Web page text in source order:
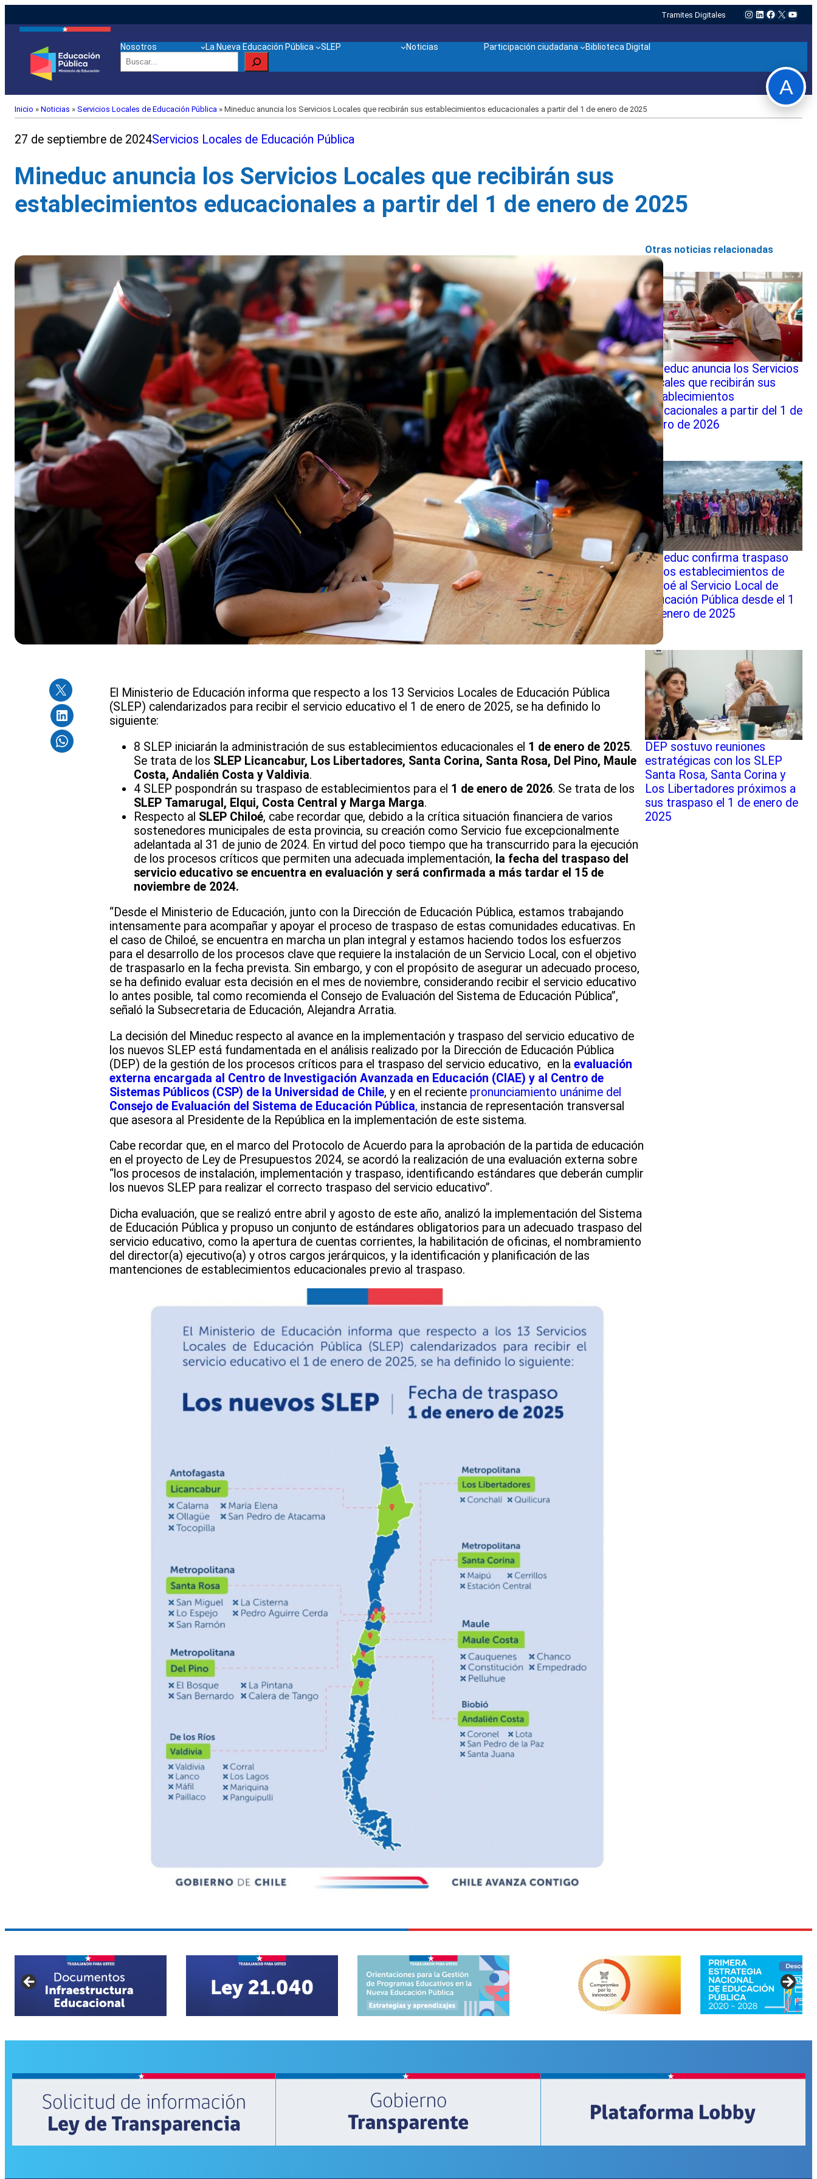
Tramites Digitales Instagram
LinkedIn
Facebook
X
Nosotros La Nueva Educación Pública SLEP Noticias Participación ciudadana
Biblioteca Digital
Buscar
Inicio » Noticias » Servicios Locales de Educación Pública » Mineduc anuncia los Servicios Locales que recibirán sus establecimientos educacionales a partir del 1 de enero de 2025
27 de septiembre de 2024Servicios Locales de Educación Pública
Mineduc anuncia los Servicios Locales que recibirán sus
establecimientos educacionales a partir del 1 de enero de 2025
El Ministerio de Educación informa que respecto a los 13 Servicios Locales de Educación Pública
(SLEP) calendarizados para recibir el servicio educativo el 1 de enero de 2025, se ha definido lo
siguiente:
8 SLEP iniciarán la administración de sus establecimientos educacionales el 1 de enero de 2025.
Se trata de los SLEP Licancabur, Los Libertadores, Santa Corina, Santa Rosa, Del Pino, Maule
Costa, Andalién Costa y Valdivia.
4 SLEP pospondrán su traspaso de establecimientos para el 1 de enero de 2026. Se trata de los
SLEP Tamarugal, Elqui, Costa Central y Marga Marga.
Respecto al SLEP Chiloé, cabe recordar que, debido a la crítica situación financiera de varios
sostenedores municipales de esta provincia, su creación como Servicio fue excepcionalmente
adelantada al 31 de junio de 2024. En virtud del poco tiempo que ha transcurrido para la ejecución
de los procesos críticos que permiten una adecuada implementación, la fecha del traspaso del
servicio educativo se encuentra en evaluación y será confirmada a más tardar el 15 de
noviembre de 2024.
“Desde el Ministerio de Educación, junto con la Dirección de Educación Pública, estamos trabajando
intensamente para acompañar y apoyar el proceso de traspaso de estas comunidades educativas. En
el caso de Chiloé, se encuentra en marcha un plan integral y estamos haciendo todos los esfuerzos
para el desarrollo de los procesos clave que requiere la instalación de un Servicio Local, con el objetivo
de traspasarlo en la fecha prevista. Sin embargo, y con el propósito de asegurar un adecuado proceso,
se ha definido evaluar esta decisión en el mes de noviembre, considerando recibir el servicio educativo
lo antes posible, tal como recomienda el Consejo de Evaluación del Sistema de Educación Pública”,
señaló la Subsecretaria de Educación, Alejandra Arratia.
La decisión del Mineduc respecto al avance en la implementación y traspaso del servicio educativo de
los nuevos SLEP está fundamentada en el análisis realizado por la Dirección de Educación Pública
(DEP) de la gestión de los procesos críticos para el traspaso del servicio educativo, en la evaluación
externa encargada al Centro de Investigación Avanzada en Educación (CIAE) y al Centro de
Sistemas Públicos (CSP) de la Universidad de Chile, y en el reciente pronunciamiento unánime del
Consejo de Evaluación del Sistema de Educación Pública, instancia de representación transversal
que asesora al Presidente de la República en la implementación de este sistema.
Cabe recordar que, en el marco del Protocolo de Acuerdo para la aprobación de la partida de educación
en el proyecto de Ley de Presupuestos 2024, se acordó la realización de una evaluación externa sobre
“los procesos de instalación, implementación y traspaso, identificando estándares que deberán cumplir
los nuevos SLEP para realizar el correcto traspaso del servicio educativo”.
Dicha evaluación, que se realizó entre abril y agosto de este año, analizó la implementación del Sistema
de Educación Pública y propuso un conjunto de estándares obligatorios para un adecuado traspaso del
servicio educativo, como la apertura de cuentas corrientes, la habilitación de oficinas, el nombramiento
del director(a) ejecutivo(a) y otros cargos jerárquicos, y la identificación y planificación de las
mantenciones de establecimientos educacionales previo al traspaso.
Otras noticias relacionadas
Mineduc anuncia los Servicios
Locales que recibirán sus
establecimientos
educacionales a partir del 1 de
enero de 2026
Mineduc confirma traspaso
de los establecimientos de
Chiloé al Servicio Local de
Educación Pública desde el 1
de enero de 2025
DEP sostuvo reuniones
estratégicas con los SLEP
Santa Rosa, Santa Corina y
Los Libertadores próximos a
sus traspaso el 1 de enero de
2025
A